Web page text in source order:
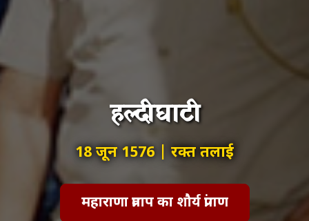
हल्दीघाटी
18 जून 1576 | रक्त तलाई
महाराणा प्रताप का शौर्य प्रांगण